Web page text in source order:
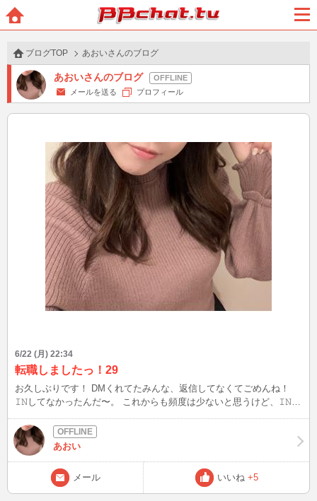
BBchatTV
ブログTOP あおいさんのブログ
あおいさんのブログ
メールを送る プロフィール
6/22 (月) 22:34
転職しましたっ！29
お久しぶりです！ DMくれてたみんな、返信してなくてごめんね！
𝙸𝙽してなかったんだ〜。 これからも頻度は少ないと思うけど、𝙸𝙽し
あおい
メール いいね +5